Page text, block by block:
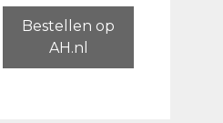
5
Bestellen op
AH.nl